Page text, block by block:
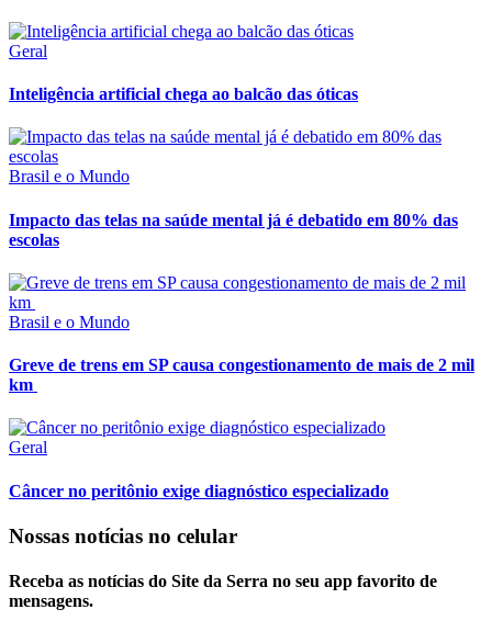
Geral
Inteligência artificial chega ao balcão das óticas
Brasil e o Mundo
Impacto das telas na saúde mental já é debatido em 80% das
escolas
Brasil e o Mundo
Greve de trens em SP causa congestionamento de mais de 2 mil
km
Geral
Câncer no peritônio exige diagnóstico especializado
Nossas notícias no celular
Receba as notícias do Site da Serra no seu app favorito de
mensagens.